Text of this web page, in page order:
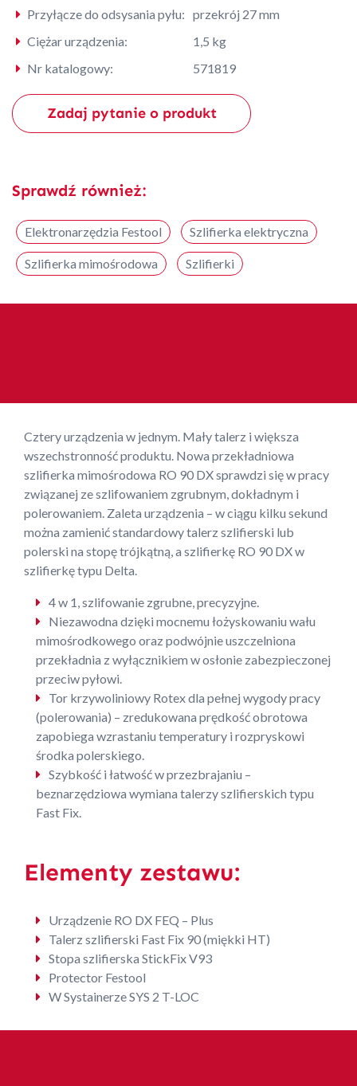
Przyłącze do odsysania pyłu: przekrój 27 mm
Ciężar urządzenia:
1,5 kg
Nr katalogowy:
571819
Zadaj pytanie o produkt
Sprawdź również:
Elektronarzędzia Festool Szlifierka elektryczna
Szlifierka mimośrodowa Szlifierki
Cztery urządzenia w jednym. Mały talerz i większa
wszechstronność produktu. Nowa przekładniowa
szlifierka mimośrodowa RO 90 DX sprawdzi się w pracy
związanej ze szlifowaniem zgrubnym, dokładnym i
polerowaniem. Zaleta urządzenia – w ciągu kilku sekund
można zamienić standardowy talerz szlifierski lub
polerski na stopę trójkątną, a szlifierkę RO 90 DX w
szlifierkę typu Delta.
4 w 1, szlifowanie zgrubne, precyzyjne.
Niezawodna dzięki mocnemu łożyskowaniu wału
mimośrodkowego oraz podwójnie uszczelniona
przekładnia z wyłącznikiem w osłonie zabezpieczonej
przeciw pyłowi.
Tor krzywoliniowy Rotex dla pełnej wygody pracy
(polerowania) – zredukowana prędkość obrotowa
zapobiega wzrastaniu temperatury i rozpryskowi
środka polerskiego.
Szybkość i łatwość w przezbrajaniu –
beznarzędziowa wymiana talerzy szlifierskich typu
Fast Fix.
Elementy zestawu:
Urządzenie RO DX FEQ – Plus
Talerz szlifierski Fast Fix 90 (miękki HT)
Stopa szlifierska StickFix V93
Protector Festool
W Systainerze SYS 2 T-LOC